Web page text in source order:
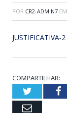
POR CR2-ADMIN7 EM
JUSTIFICATIVA-2
COMPARTILHAR:
Twitter
Email